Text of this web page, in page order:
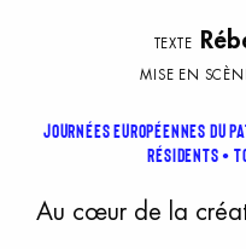
TEXTE
MISE EN
JOURNÉES EUROPÉENNES DU
RÉSIDENTS
Au cœur de la